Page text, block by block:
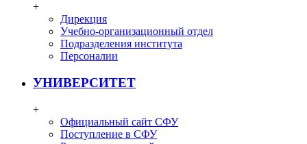
+
Дирекция
Учебно-организационный отдел
Подразделения института
Персоналии
УНИВЕРСИТЕТ
+
Официальный сайт СФУ
Поступление в СФУ